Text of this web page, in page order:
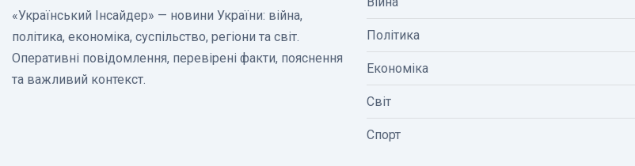
«Український Інсайдер» — новини України: війна,
політика, економіка, суспільство, регіони та світ.
Оперативні повідомлення, перевірені факти, пояснення
та важливий контекст.
Політика
Економіка
Світ
Спорт